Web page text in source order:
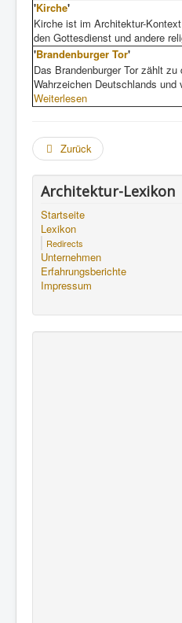
'Kirche'
Kirche ist im Architektur-
den Gottesdienst und andere
'Brandenburger Tor'
Das Brandenburger Tor zählt
Wahrzeichen Deutschlands
Weiterlesen
Zurück
Architektur-Lexikon
Startseite
Lexikon
Redirects
Unternehmen
Erfahrungsberichte
Impressum